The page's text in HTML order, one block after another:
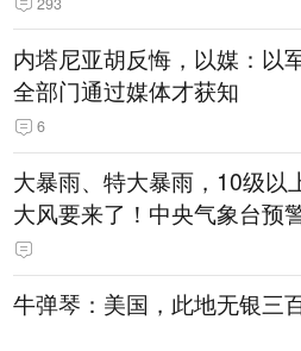
内塔尼亚胡反悔，以媒：以
全部门通过媒体才获知
6
大暴雨、特大暴雨，10级以
大风要来了！中央气象台预
天到明天，浙江、安徽有特大
牛弹琴：美国，此地无银三